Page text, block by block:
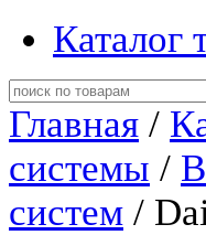
Каталог
Главная /
системы /
систем /